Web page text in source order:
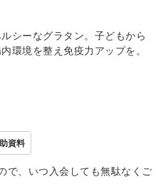
シーなグラタン。子どもから
環境を整え免疫力アップを。
資料
で、いつ入会しても無駄なくご